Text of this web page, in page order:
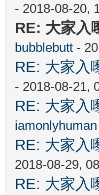
- 2018-08-20,
RE: 大家入
bubblebutt -
RE: 大家入
- 2018-08-21,
RE: 大家入
iamonlyhuman
RE: 大家入
2018-08-29,
RE: 大家入